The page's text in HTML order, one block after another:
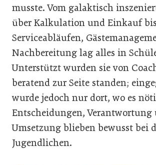
musste. Vom galaktisch
über Kalkulation und Einkauf
Serviceabläufen,
Nachbereitung lag alles in
Unterstützt wurden sie von
beratend zur Seite standen;
wurde jedoch nur dort, wo es
Entscheidungen, Verantwortung
Umsetzung blieben bewusst bei
Jugendlichen.